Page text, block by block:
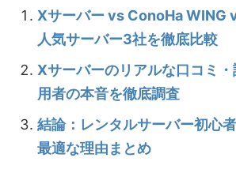
Xサーバー vs ConoHa WING
人気サーバー3社を徹底比較
Xサーバーのリアルな口コミ・
用者の本音を徹底調査
結論：レンタルサーバー初心
最適な理由まとめ